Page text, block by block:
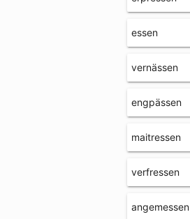
essen
vernässen
engpässen
maitressen
verfressen
angemessen